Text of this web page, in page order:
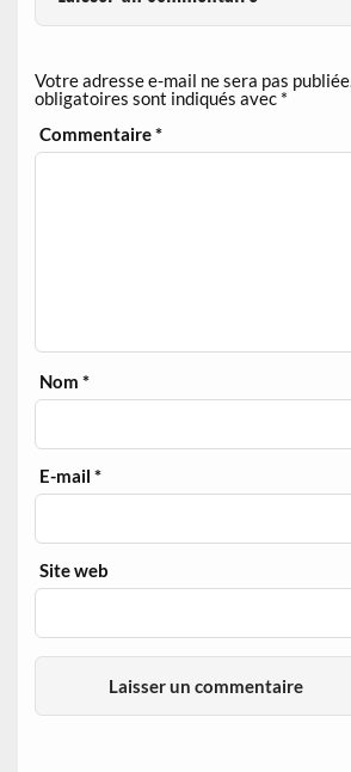
Votre adresse e-mail ne sera pas publiée.
obligatoires sont indiqués avec *
Commentaire*
Nom*
E-mail*
Site web